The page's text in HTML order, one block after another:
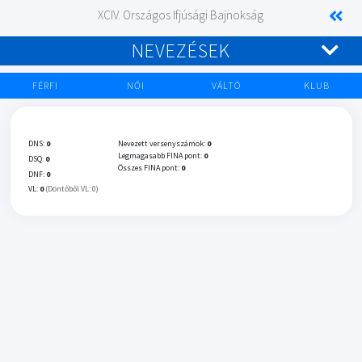
XCIV. Országos Ifjúsági Bajnokság
NEVEZÉSEK
FÉRFI NŐI VÁLTÓ KLUB
DNS: 0
DSQ: 0
DNF: 0
VL: 0 (Döntőből VL: 0)
Nevezett versenyszámok: 0
Legmagasabb FINA pont: 0
Összes FINA pont: 0